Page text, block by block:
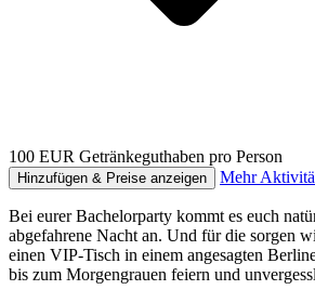
100 EUR Getränkeguthaben pro Person
Hinzufügen & Preise anzeigen Mehr
Bei eurer Bachelorparty kommt es euch
abgefahrene Nacht an. Und für die sorgen
einen VIP-Tisch in einem angesagten
bis zum Morgengrauen feiern und